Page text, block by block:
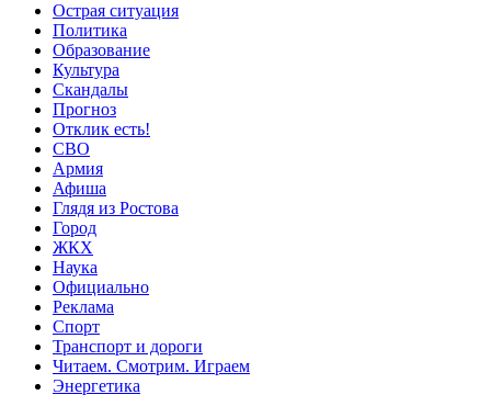
Острая ситуация
Политика
Образование
Культура
Скандалы
Прогноз
Отклик есть!
СВО
Армия
Афиша
Глядя из Ростова
Город
ЖКХ
Наука
Официально
Реклама
Спорт
Транспорт и дороги
Читаем. Смотрим. Играем
Энергетика